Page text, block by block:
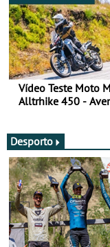
Vídeo Teste Moto
Alltrhike 450 -
Desporto